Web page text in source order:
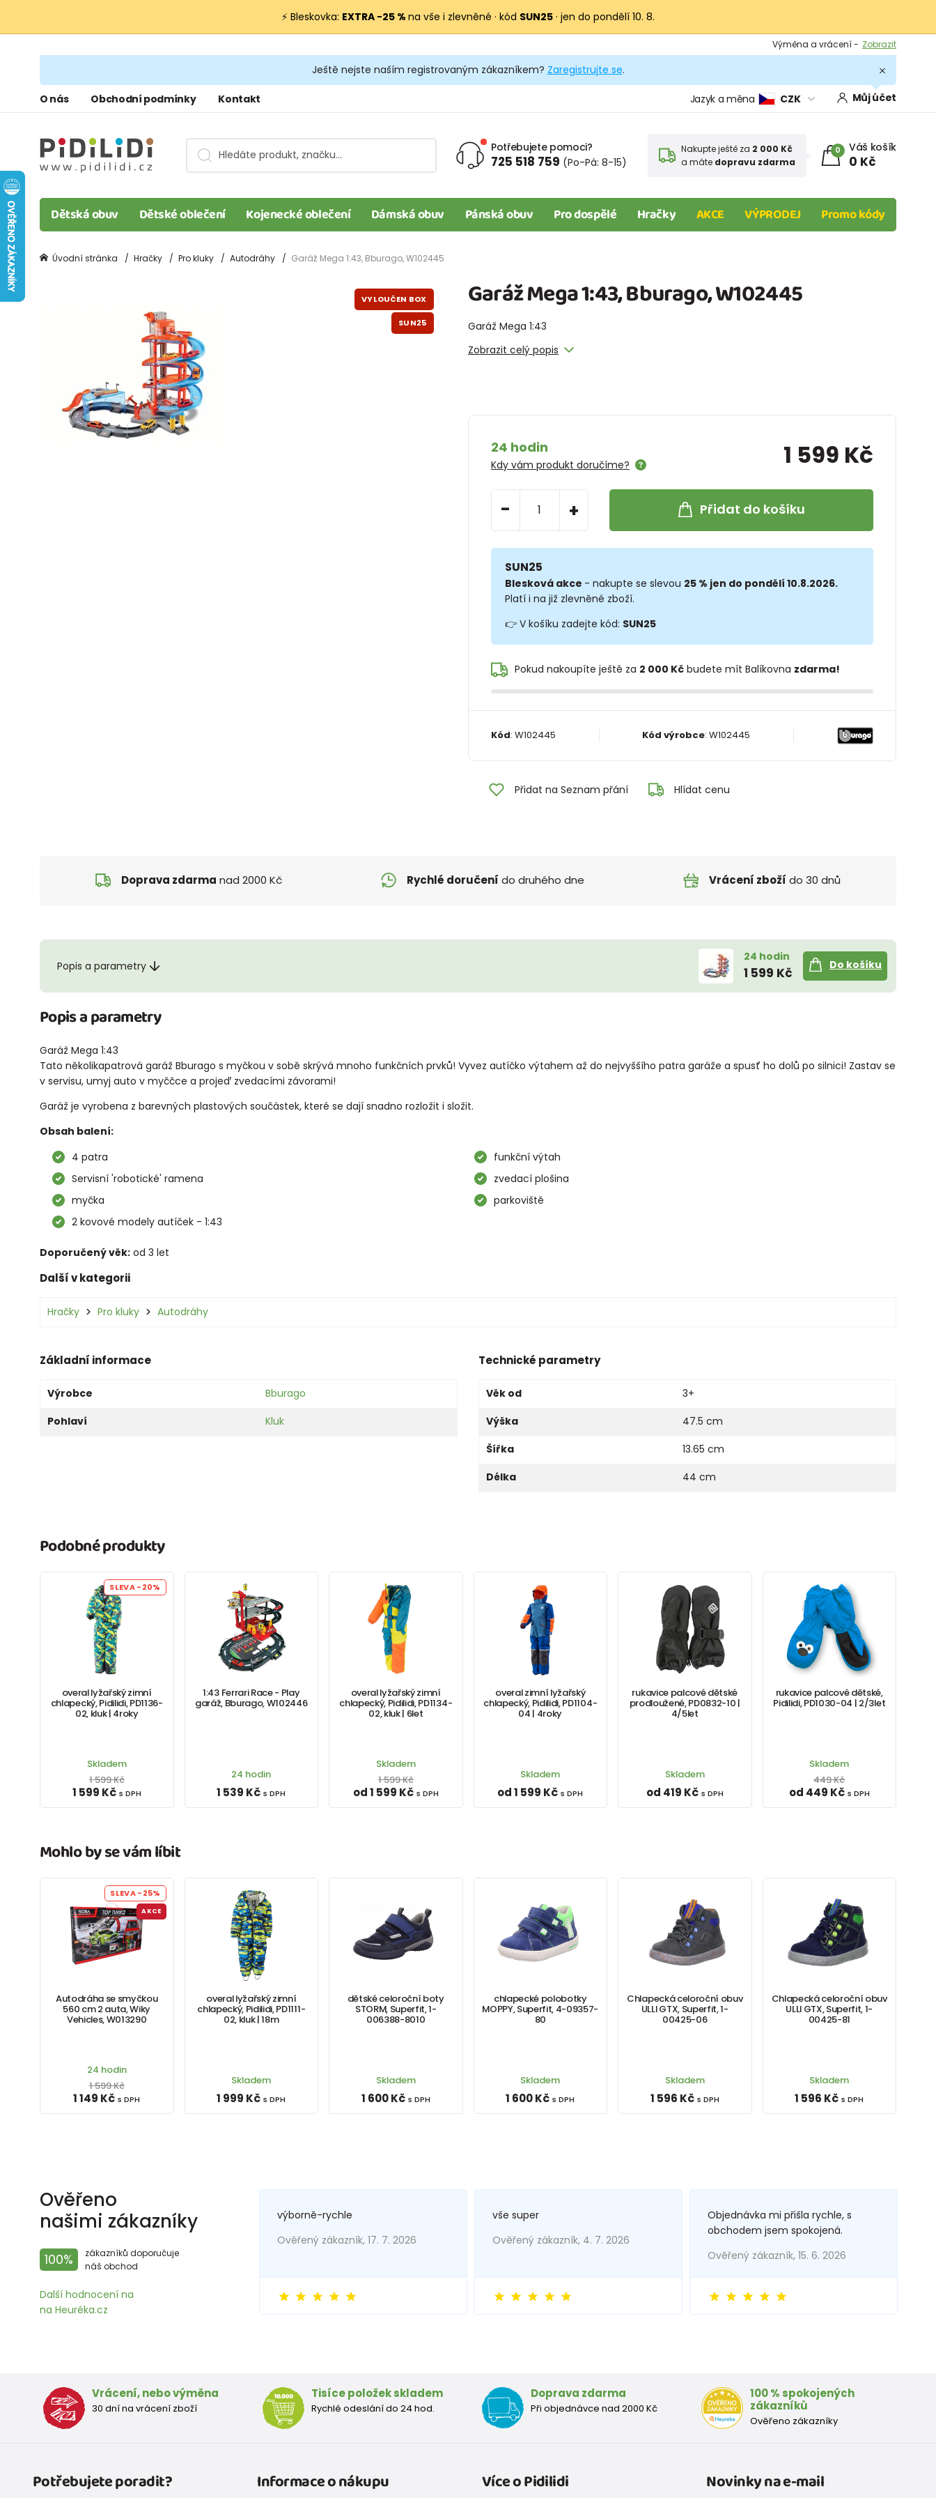
⚡ Bleskovka: EXTRA −25 % na vše i zlevněné · kód SUN25 · jen do pondělí 10. 8.
Výměna a vrácení - Zobrazit
Podmínky
Ještě nejste naším registrovaným zákazníkem? Zaregistrujte se.
O nás Obchodní podmínky Kontakt Jazyk a měna CZK Můj účet
Potřebujete pomoci?
725 518 759 (Po-Pá: 8-15)
Nakupte ještě za 2 000 Kč
a máte dopravu zdarma
0 Váš košík
0 Kč
Dětská obuv Dětské oblečení Kojenecké oblečení Dámská obuv Pánská obuv Pro dospělé Hračky AKCE VÝPRODEJ Promo kódy
Úvodní stránka Hračky Pro kluky Autodráhy Garáž Mega 1:43, Bburago, W102445
Garáž Mega 1:43, Bburago, W102445
Garáž Mega 1:43
Zobrazit celý popis
24 hodin
Kdy vám produkt doručíme? 1 599 Kč
- + Přidat do košíku
SUN25
Blesková akce - nakupte se slevou 25 % jen do pondělí 10.8.2026.
Platí i na již zlevněné zboží.
👉 V košíku zadejte kód: SUN25
Pokud nakoupíte ještě za 2 000 Kčbudete mít Balíkovna zdarma!
Kód: W102445 Kód výrobce:W102445
Přidat na Seznam přání Hlídat cenu
VYLOUČEN BOX
SUN25
Doprava zdarma nad 2000 Kč Rychlé doručení do druhého dne Vrácení zboží do 30 dnů
Popis a parametry
24 hodin
1 599 Kč
Do košíku
Popis a parametry
Garáž Mega 1:43
Tato několikapatrová garáž Bburago s myčkou v sobě skrývá mnoho funkčních prvků! Vyvez autíčko výtahem až do nejvyššího patra garáže a spusť ho dolů po silnici! Zastav se
v servisu, umyj auto v myččce a projeď zvedacími závorami!
Garáž je vyrobena z barevných plastových součástek, které se dají snadno rozložit i složit.
Obsah balení:
4 patra
funkční výtah
Servisní 'robotické' ramena
zvedací plošina
myčka
parkoviště
2 kovové modely autíček - 1:43
Doporučený věk: od 3 let
Další v kategorii
Hračky Pro kluky Autodráhy
Základní informace
Výrobce
Bburago
Pohlaví
Kluk
Technické parametry
Věk od
3+
Výška
47.5 cm
Šířka
13.65 cm
Délka
44 cm
Podobné produkty
SLEVA-20%
overal lyžařský zimní
chlapecký, Pidilidi, PD1136-
02, kluk | 4roky
Skladem
1 599 Kč
1 599 Kč s DPH
1:43 Ferrari Race - Play
garáž, Bburago, W102446
24 hodin
1 539 Kč s DPH
overal lyžařský zimní
chlapecký, Pidilidi, PD1134-
02, kluk | 6let
Skladem
1 599 Kč
od 1 599 Kč s DPH
overal zimní lyžařský
chlapecký, Pidilidi, PD1104-
04 | 4roky
Skladem
od 1 599 Kč s DPH
rukavice palcové dětské
prodloužené, PD0832-10 |
4/5let
Skladem
od 419 Kč s DPH
rukavice palcové dětské,
Pidilidi, PD1030-04 | 2/3let
Skladem
449 Kč
od 449 Kč s DPH
Mohlo by se vám líbit
SLEVA-25%
AKCE
Autodráha se smyčkou
560 cm 2 auta, Wiky
Vehicles, W013290
24 hodin
1 599 Kč
1 149 Kč s DPH
overal lyžařský zimní
chlapecký, Pidilidi, PD1111-
02, kluk | 18m
Skladem
1 999 Kč s DPH
dětské celoroční boty
STORM, Superfit, 1-
006388-8010
Skladem
1 600 Kč s DPH
chlapecké polobotky
MOPPY, Superfit, 4-09357-
80
Skladem
1 600 Kč s DPH
Chlapecká celoroční obuv
ULLI GTX, Superfit, 1-
00425-06
Skladem
1 596 Kč s DPH
Chlapecká celoroční obuv
ULLI GTX, Superfit, 1-
00425-81
Skladem
1 596 Kč s DPH
Ověřeno
našimi zákazníky
100%
zákazníků doporučuje
náš obchod
Další hodnocení na
na Heuréka.cz
výborně-rychle
Ověřený zákazník, 17. 7. 2026
vše super
Ověřený zákazník, 4. 7. 2026
Objednávka mi přišla rychle, s
obchodem jsem spokojená.
Ověřený zákazník, 15. 6. 2026
Vrácení, nebo výměna
30 dní na vrácení zboží
Tisíce položek skladem
Rychlé odeslání do 24 hod.
Doprava zdarma
Při objednávce nad 2000 Kč
100 % spokojených
zákazníků
Ověřeno zákazníky
Potřebujete poradit? Informace o nákupu Více o Pidilidi Novinky na e-mail